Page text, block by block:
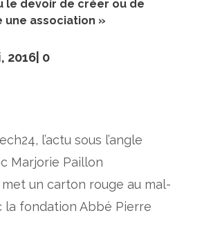
le devoir de créer ou de
une association »
2016| 0
l’actu sous l’angle
Marjorie Paillon
un carton rouge au mal-
la fondation Abbé Pierre